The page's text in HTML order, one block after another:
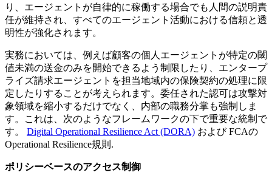
り、エージェントが自律的に稼働する場合でも人間の説明責
任が維持され、すべてのエージェント活動における信頼と透
明性が強化されます。
実務においては、例えば顧客の個人エージェントが特定の閾
値未満の送金のみを開始できるよう制限したり、エンタープ
ライズ請求エージェントを担当地域内の保険契約の処理に限
定したりすることが考えられます。委任された認可は攻撃対
象領域を縮小するだけでなく、内部の職務分掌も強制しま
す。これは、次のようなフレームワークの下で重要な統制で
す。 Digital Operational Resilience Act (DORA) および FCAの
Operational Resilience規則.
ポリシーベースのアクセス制御